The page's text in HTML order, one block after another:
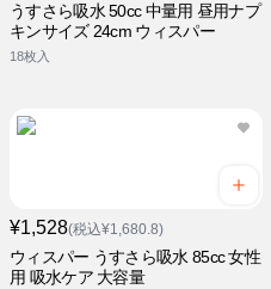
うすさら吸水 50cc 中量用 昼用ナプ
キンサイズ 24cm ウィスパー
18枚入
¥1,528(税込¥1,680.8)
ウィスパー うすさら吸水 85cc 女性
用 吸水ケア 大容量